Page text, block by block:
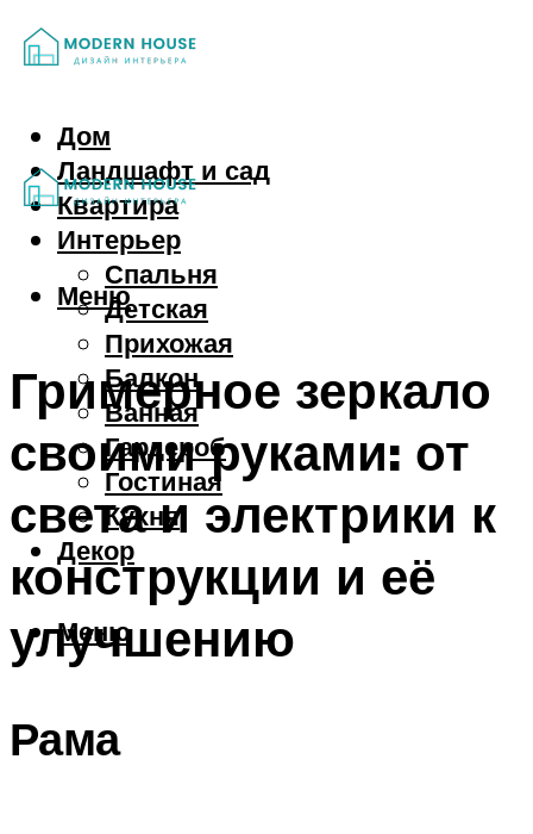
Дом
Ландшафт и сад
Квартира
Интерьер
Спальня
Детская
Прихожая
Балкон
Ванная
Гардероб
Гостиная
Кухня
Декор
Меню
Меню
Гримерное зеркало
своими руками: от
света и электрики к
конструкции и её
улучшению
Рама